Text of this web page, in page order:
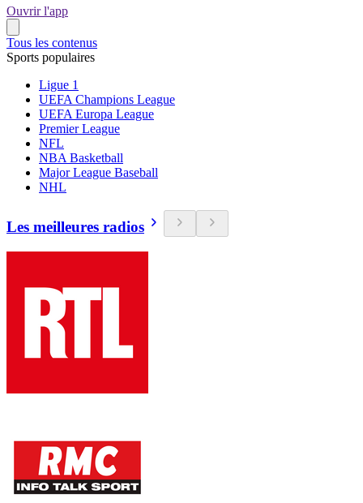
Ouvrir l'app
Tous les contenus
Sports populaires
Ligue 1
UEFA Champions League
UEFA Europa League
Premier League
NFL
NBA Basketball
Major League Baseball
NHL
Les meilleures radios